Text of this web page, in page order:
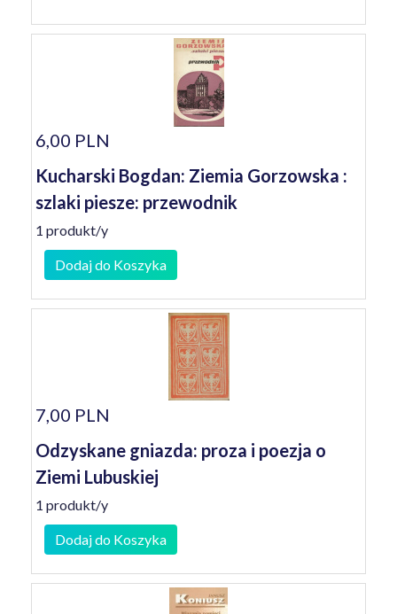
6,00 PLN
Kucharski Bogdan: Ziemia Gorzowska :
szlaki piesze: przewodnik
1 produkt/y
Dodaj do Koszyka
7,00 PLN
Odzyskane gniazda: proza i poezja o
Ziemi Lubuskiej
1 produkt/y
Dodaj do Koszyka